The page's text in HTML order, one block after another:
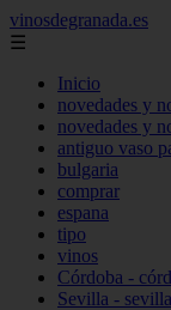
vinosdegranada.es
☰
Inicio
novedades y
novedades y
antiguo vaso
bulgaria
comprar
espana
tipo
vinos
Córdoba -
Sevilla - sevilla